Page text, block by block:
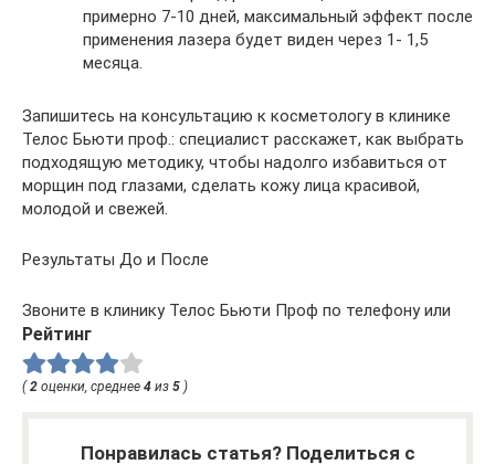
примерно 7-10 дней, максимальный эффект после
применения лазера будет виден через 1- 1,5
месяца.
Запишитесь на консультацию к косметологу в клинике
Телос Бьюти проф.: специалист расскажет, как выбрать
подходящую методику, чтобы надолго избавиться от
морщин под глазами, сделать кожу лица красивой,
молодой и свежей.
Результаты До и После
Звоните в клинику Телос Бьюти Проф по телефону или
Рейтинг
(2 оценки, среднее 4 из 5 )
Понравилась статья? Поделиться с